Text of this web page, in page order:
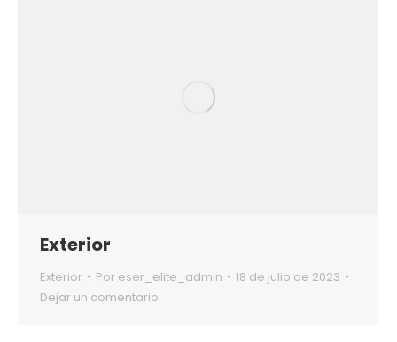
Exterior
Exterior Por eser_elite_admin
18 de julio de 2023
Dejar un comentario